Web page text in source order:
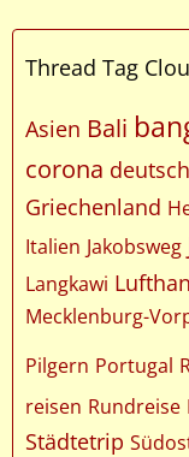
Thread Tag
Asien Bali
corona
Griechenland
Italien Jakobsweg
Langkawi
Mecklenburg-
Pilgern Portugal
reisen Rundreise
Städtetrip